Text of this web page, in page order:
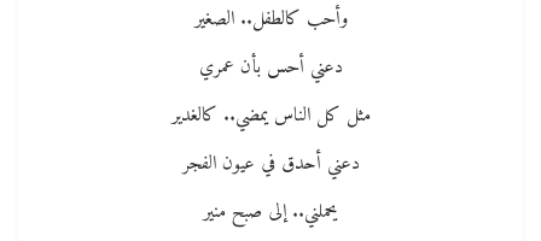
وأحب كالطفل.. الصغير
دعني أحس بأن عمري
مثل كل الناس يمضي.. كالغدير
دعني أحدق في عيون الفجر
يحملني.. إلى صبح منير